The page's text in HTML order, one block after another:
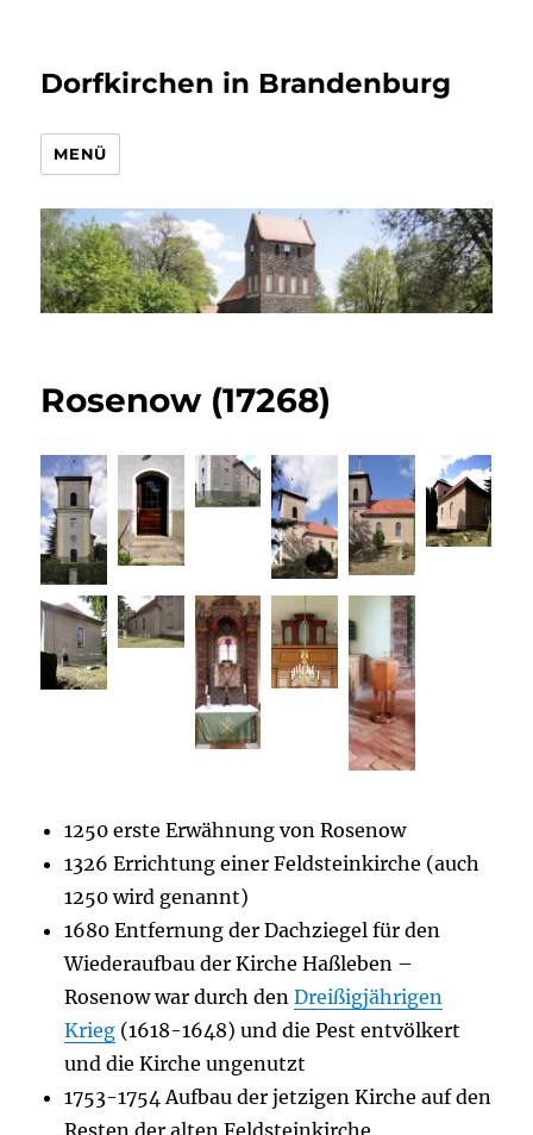
Dorfkirchen in Brandenburg
MENÜ
Rosenow (17268)
1250 erste Erwähnung von Rosenow
1326 Errichtung einer Feldsteinkirche (auch
1250 wird genannt)
1680 Entfernung der Dachziegel für den
Wiederaufbau der Kirche Haßleben –
Rosenow war durch denDreißigjährigen
Krieg (1618-1648) und die Pest entvölkert
und die Kirche ungenutzt
1753-1754 Aufbau der jetzigen Kirche auf den